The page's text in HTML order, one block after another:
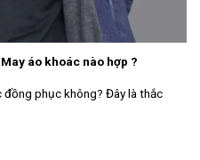
áo khoác nào hợp ?
đồng phục không? Đây là thắc